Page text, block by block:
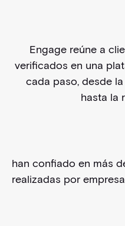
Engage reúne a
verificados en una
cada paso, desde
hasta la
han confiado en más
realizadas por